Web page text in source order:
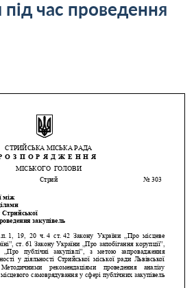
під час проведення